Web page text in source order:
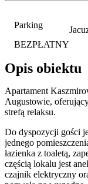
Parking
BEZPŁATNY
Opis obiektu
Apartament
Augustowie,
strefą relaksu.
Do dyspozycji gości
jednego
łazienka z toaletą,
częścią lokalu jest
czajnik elektryczny